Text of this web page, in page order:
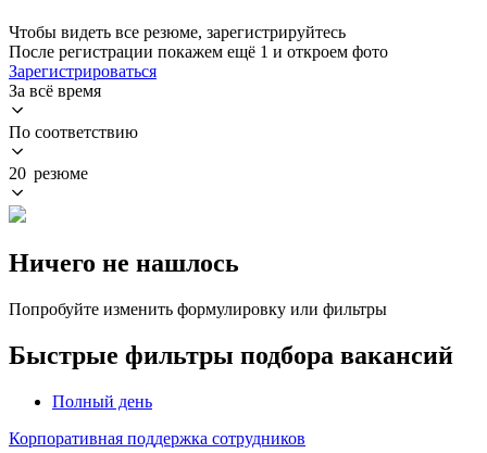
Чтобы видеть все резюме, зарегистрируйтесь
После регистрации покажем ещё 1 и откроем фото
Зарегистрироваться
За всё время
По соответствию
20 резюме
Ничего не нашлось
Попробуйте изменить формулировку или фильтры
Быстрые фильтры подбора вакансий
Полный день
Корпоративная поддержка сотрудников